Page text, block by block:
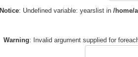
Notice: Undefined variable: yearslist in /home/
Warning: Invalid argument supplied for